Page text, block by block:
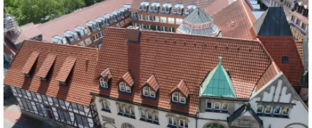
Neugründung an der Grundschule Nienstädt.